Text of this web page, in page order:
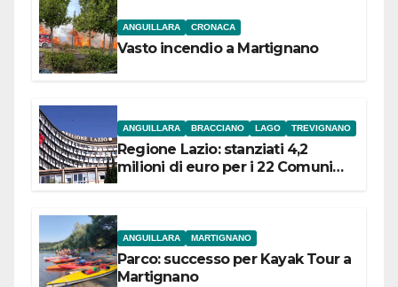
ANGUILLARA CRONACA
Vasto incendio a Martignano
ANGUILLARA BRACCIANO LAGO TREVIGNANO
Regione Lazio: stanziati 4,2
milioni di euro per i 22 Comuni
ANGUILLARA MARTIGNANO
Parco: successo per Kayak Tour a
Martignano